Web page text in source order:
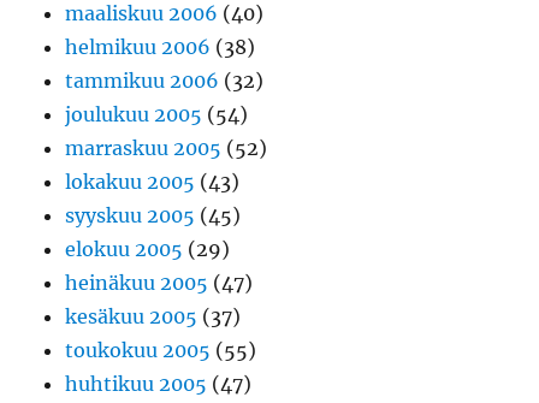
maaliskuu 2006 (40)
helmikuu 2006 (38)
tammikuu 2006 (32)
joulukuu 2005 (54)
marraskuu 2005 (52)
lokakuu 2005 (43)
syyskuu 2005 (45)
elokuu 2005 (29)
heinäkuu 2005 (47)
kesäkuu 2005 (37)
toukokuu 2005 (55)
huhtikuu 2005 (47)